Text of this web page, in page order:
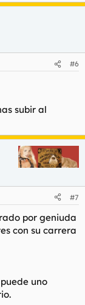
#6
subir al
#7
por geniuda
con su carrera
uno